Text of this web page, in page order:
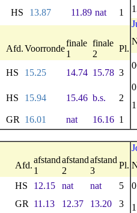
HS 13.87 11.89 nat
1
Afd.Voorronde
finale
1
finale
2
Pl.
HS 15.25 14.74 15.78 3
HS 15.94 15.46 b.s. 2
GR 16.01 nat 16.16 1
Afd.
afstand
1
afstand
2
afstand
3
Pl.
HS 12.15 nat nat
5
GR 11.13 12.37 13.20 3